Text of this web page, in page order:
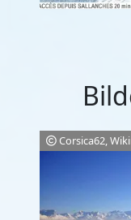
Corsica62,